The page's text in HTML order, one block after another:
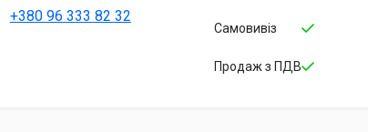
+380 96 333 82 32
Самовивіз
Продаж з ПДВ